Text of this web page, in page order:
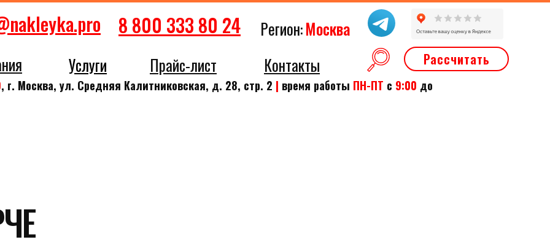
Регион:
, г. Москва, ул. Средняя Калитниковская, д. 28, стр. 2 | время работы ПН-ПТ с 9:00 до
Москва
Контакты
Услуги Прайс-лист
8 800 333 80 24
Рассчитать